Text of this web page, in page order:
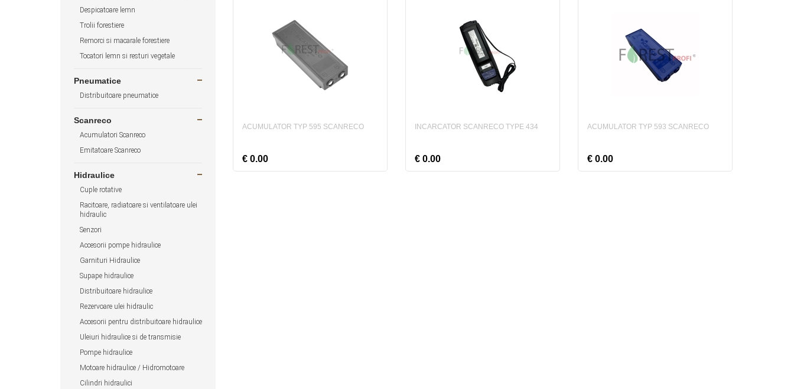
Uleiuri hidraulice si de transmisie
Motoare hidraulice / Hidromotoare
Despicatoare lemn
Trolii forestiere
Remorci si macarale forestiere
Tocatori lemn si resturi vegetale
Pneumatice
Distribuitoare pneumatice
Scanreco
Acumulatori Scanreco
Emitatoare Scanreco
Hidraulice
Cuple rotative
Racitoare, radiatoare si ventilatoare ulei
hidraulic
Senzori
Accesorii pompe hidraulice
Garnituri Hidraulice
Supape hidraulice
Distribuitoare hidraulice
Rezervoare ulei hidraulic
Accesorii pentru distribuitoare hidraulice
Uleiuri hidraulice si de transmisie
Pompe hidraulice
Motoare hidraulice / Hidromotoare
Cilindri hidraulici
ACUMULATOR TYP 595 SCANRECO
€ 0.00
INCARCATOR SCANRECO TYPE 434
€ 0.00
ACUMULATOR TYP 593 SCANRECO
€ 0.00